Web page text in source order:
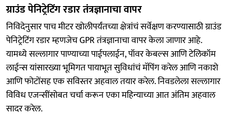
ग्राउंड पेनिट्रेटिंग रडार तंत्रज्ञानाचा वापर
निविदेनुसार पाच मीटर खोलीपर्यंतच्या क्षेत्रांचं सर्वेक्षण करण्यासाठी ग्राउंड
पेनिट्रेटिंग रडार म्हणजेच GPR तंत्रज्ञानाचा वापर केला जाणार आहे.
यामध्ये सल्लागार पाण्याच्या पाईपलाईन, पॉवर केबल्स आणि टेलिकॉम
लाईन्स यांसारख्या भूमिगत पायाभूत सुविधांचं मॅपिंग करेल आणि नकाशे
आणि फोटोंसह एक सविस्तर अहवाल तयार करेल. निवडलेला सल्लागार
विविध एजन्सींसोबत चर्चा करून एका महिन्याच्या आत अंतिम अहवाल
सादर करेल.